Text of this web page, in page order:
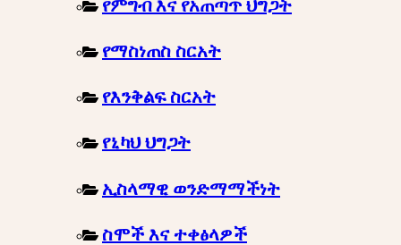
የምግብ እና የአጠጣጥ ህግጋት
የማስነጠስ ስርአት
የእንቅልፍ ስርአት
የኒካህ ህግጋት
ኢስላማዊ ወንድማማችነት
ስሞች እና ተቀፅላዎች